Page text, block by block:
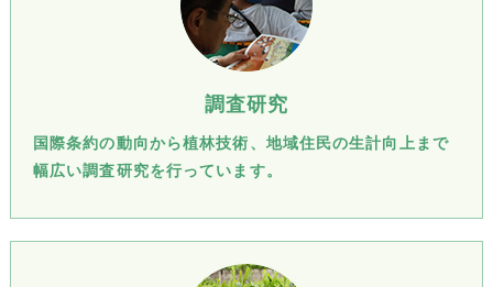
調査研究
国際条約の動向から植林技術、地域住民の生計向上まで
幅広い調査研究を行っています。